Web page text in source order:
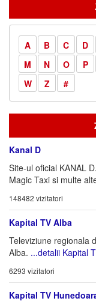
A B C D
M
N O P
W
Z #
Kanal D
Site-ul oficial KANAL
Magic Taxi si multe
148482 vizitatori
Kapital TV Alba
Televiziune regionala
Alba. ...detalii Kapital
6293 vizitatori
Kapital TV